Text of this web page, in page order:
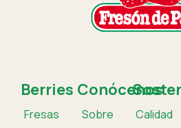
Berries
Fresas
Conócenos
Sobre
Calidad